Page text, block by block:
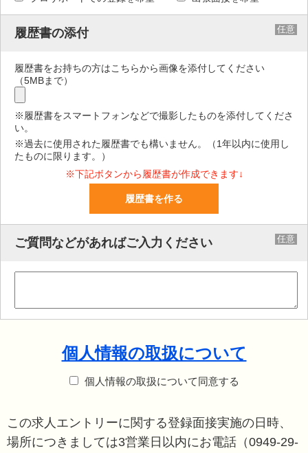
履歴書の添付 任意
履歴書をお持ちの方はこちらから画像を添付してください
（5MBまで）
※履歴書をスマートフォンなどで撮影したものを添付してくださ
い。
※過去に使用された履歴書でも構いません。（1年以内に使用し
たものに限ります。）
※下記ボタンから履歴書が作成できます↓
履歴書を作る
ご質問などがあればご入力ください 任意
個人情報の取扱について
個人情報の取扱について同意する
この求人エントリーに関する登録面接実施の日時、
場所につきましては3営業日以内にお電話（0949-29-